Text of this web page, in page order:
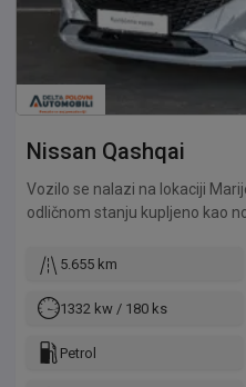
Nissan Qashqai
Vozilo se nalazi na lokaciji
odličnom stanju kupljeno kao
5.655 km
1332 kw / 180 ks
Petrol